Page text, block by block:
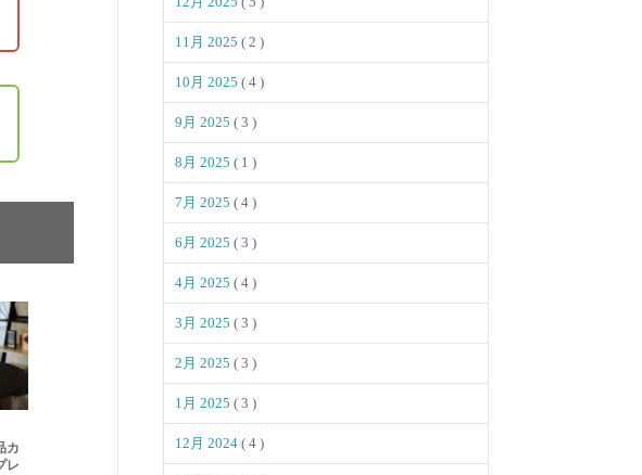
カ
レ
11月 2025 ( 2 )
10月 2025 ( 4 )
9月 2025 ( 3 )
8月 2025 ( 1 )
7月 2025 ( 4 )
6月 2025 ( 3 )
4月 2025 ( 4 )
3月 2025 ( 3 )
2月 2025 ( 3 )
1月 2025 ( 3 )
12月 2024 ( 4 )